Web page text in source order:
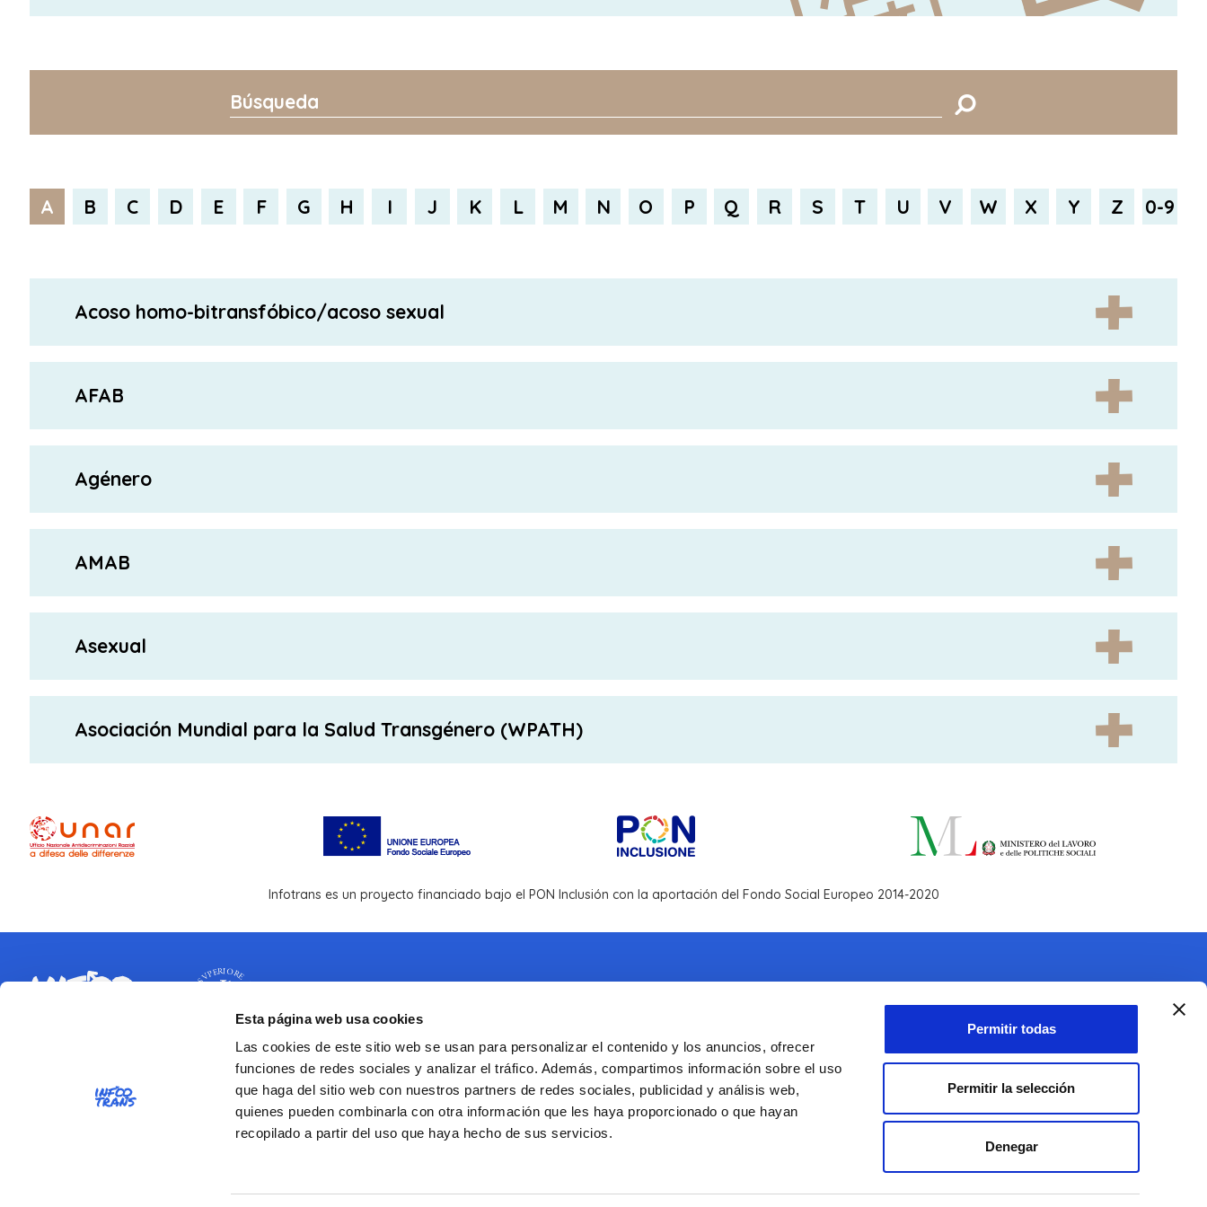
Esta página web usa cookies
Las cookies de este sitio web se usan para personalizar el contenido y los anuncios, ofrecer
funciones de redes sociales y analizar el tráfico. Además, compartimos información sobre el uso
que haga del sitio web con nuestros partners de redes sociales, publicidad y análisis web,
quienes pueden combinarla con otra información que les haya proporcionado o que hayan
recopilado a partir del uso que haya hecho de sus servicios.
Permitir todas
Permitir la selección
Denegar
A B C D E F G H I J K L M N O P Q R S T U V W X Y Z 0-9
Acoso homo-bitransfóbico/acoso sexual
AFAB
Agénero
AMAB
Asexual
Asociación Mundial para la Salud Transgénero (WPATH)
Infotrans es un proyecto financiado bajo el PON Inclusión con la aportación del Fondo Social Europeo 2014-2020
Instituto Superior de Sanidad
Viale Regina Elena 299 - 00161 Roma
Correo electrónico:info@infotrans.it
Sitio web institucional de la ISS
ISSalute.it (en italiano)